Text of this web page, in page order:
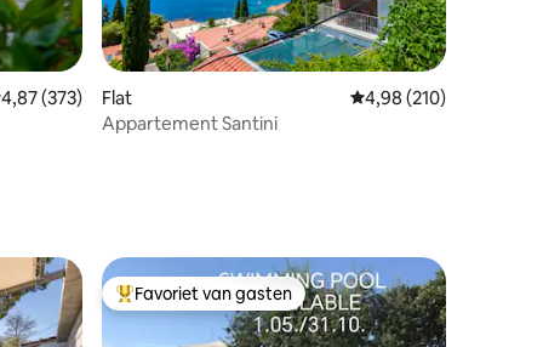
beoordeling van 4,87 op 5, 373 recensies
4,87 (373)
Flat Gemiddelde
4,98 (210)
Appartement Santini
Topfavoriet van gasten
Favoriet van gasten